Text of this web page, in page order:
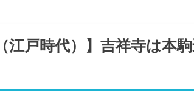
江戸時代）】吉祥寺は本